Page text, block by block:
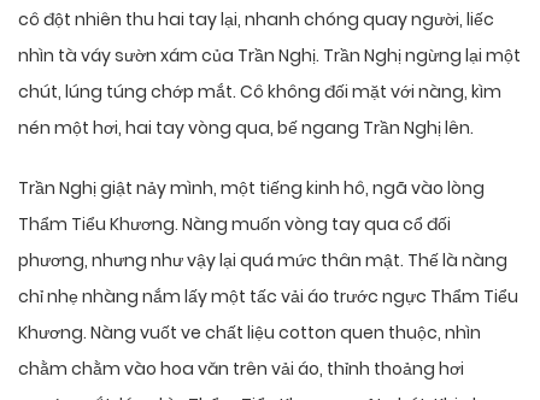
cô đột nhiên thu hai tay lại, nhanh chóng quay người, liếc
nhìn tà váy sườn xám của Trần Nghị. Trần Nghị ngừng lại một
chút, lúng túng chớp mắt. Cô không đối mặt với nàng, kìm
nén một hơi, hai tay vòng qua, bế ngang Trần Nghị lên.
Trần Nghị giật nảy mình, một tiếng kinh hô, ngã vào lòng
Thẩm Tiểu Khương. Nàng muốn vòng tay qua cổ đối
phương, nhưng như vậy lại quá mức thân mật. Thế là nàng
chỉ nhẹ nhàng nắm lấy một tấc vải áo trước ngực Thẩm Tiểu
Khương. Nàng vuốt ve chất liệu cotton quen thuộc, nhìn
chằm chằm vào hoa văn trên vải áo, thỉnh thoảng hơi